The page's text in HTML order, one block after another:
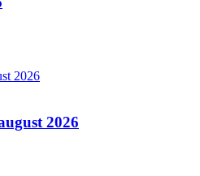
2026